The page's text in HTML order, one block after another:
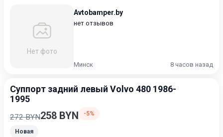
Нет фото
Avtobamper.by
нет отзывов
Минск 8 часов назад
Суппорт задний левый Volvo 480 1986-
1995
272 BYN258 BYN -5%
Новая